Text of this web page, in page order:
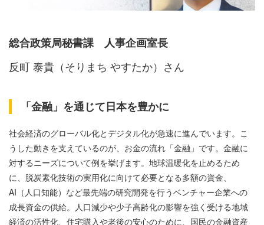
総合政策局秘書課 人事企画室長
反町 泰貴（そりまち やすたか）さん
「金融」を通じて日本を豊かに
社会経済のグローバル化とデジタル化が急速に進んでいます。こ
うした動きを支えているのが、お金の流れ「金融」です。金融に
対するニーズについて例を挙げます。地球温暖化を止めるため
に、脱炭素化技術の実用化に向けて必要となる多額の資金、
AI（人口知能）など最先端の研究開発を行うベンチャー企業への
成長資金の供給。人口減少や少子高齢化の影響を強く受ける地域
経済の活性化、住宅購入や老後の安心のために、国民の金融資産